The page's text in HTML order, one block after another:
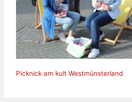
Picknick am kult Westmünsterland